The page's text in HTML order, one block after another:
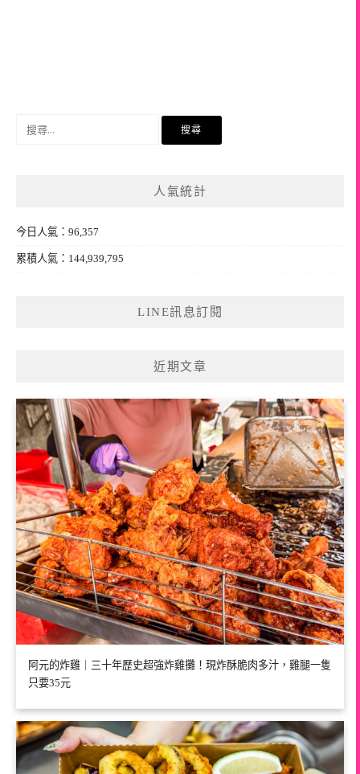
人氣統計
今日人氣：96,357
累積人氣：144,939,795
LINE訊息訂閱
近期文章
阿元的炸雞｜三十年歷史超強炸雞攤！現炸酥脆肉多汁，雞腿一隻
只要35元